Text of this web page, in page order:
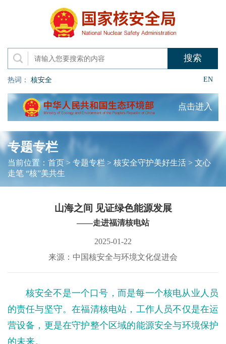
热词： 核安全 EN
点击进入
专题专栏
当前位置： 首页> 专题专栏> 核安全守护美好生活> 文心
走笔 “核”美共生
山海之间 见证绿色能源发展
——走进福清核电站
2025-01-22
来源：中国核安全与环境文化促进会
核安全不是一个口号，而是每一个核电从业人员
的责任与坚守。在福清核电站，工作人员不仅是在运
营设备，更是在守护整个区域的能源安全与环境保护
的未来。